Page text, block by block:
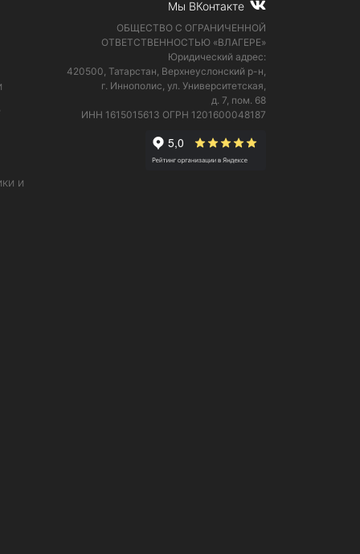
и
Мы ВКонтакте
ОБЩЕСТВО С ОГРАНИЧЕННОЙ
ОТВЕТСТВЕННОСТЬЮ «ВЛАГЕРЕ»
Юридический адрес:
420500, Татарстан, Верхнеуслонский р-н,
г. Иннополис, ул. Университетская,
д. 7, пом. 68
ИНН 1615015613 ОГРН 1201600048187